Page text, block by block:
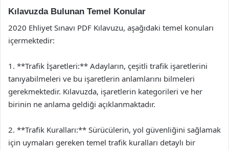
Kılavuzda Bulunan Temel Konular
2020 Ehliyet Sınavı PDF Kılavuzu, aşağıdaki temel konuları
içermektedir:
1. **Trafik İşaretleri:** Adayların, çeşitli trafik işaretlerini
tanıyabilmeleri ve bu işaretlerin anlamlarını bilmeleri
gerekmektedir. Kılavuzda, işaretlerin kategorileri ve her
birinin ne anlama geldiği açıklanmaktadır.
2. **Trafik Kuralları:** Sürücülerin, yol güvenliğini sağlamak
için uymaları gereken temel trafik kuralları detaylı bir